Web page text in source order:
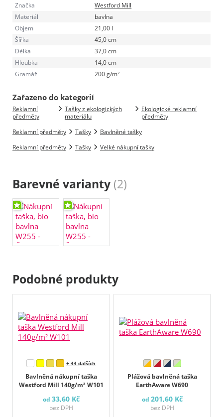
Značka
Westford Mill
Materiál
bavlna
Objem
21,00 l
Šířka
45,0 cm
Délka
37,0 cm
Hloubka
14,0 cm
Gramáž
200 g/m²
Zařazeno do kategorií
Reklamní
předměty
Tašky z ekologických
materiálu
Ekologické reklamní
předměty
Reklamní předměty
Tašky
Bavlněné tašky
Reklamní předměty
Tašky Velké nákupní tašky
Barevné varianty (2)
Podobné produkty
Bavlněná nákupní taška
Westford Mill 140g/m² W101
+ 44 dalších
od 33,60 Kč
bez DPH
Plážová bavlněná taška
EarthAware W690
od 201,60 Kč
bez DPH